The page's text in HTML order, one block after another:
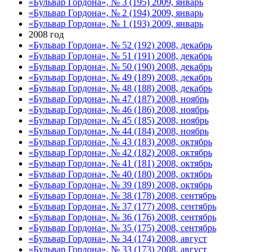
«Бульвар Гордона», № 2 (194) 2009, январь
«Бульвар Гордона», № 1 (193) 2009, январь
2008 год
«Бульвар Гордона», № 52 (192) 2008, декабрь
«Бульвар Гордона», № 51 (191) 2008, декабрь
«Бульвар Гордона», № 50 (190) 2008, декабрь
«Бульвар Гордона», № 49 (189) 2008, декабрь
«Бульвар Гордона», № 48 (188) 2008, декабрь
«Бульвар Гордона», № 47 (187) 2008, ноябрь
«Бульвар Гордона», № 46 (186) 2008, ноябрь
«Бульвар Гордона», № 45 (185) 2008, ноябрь
«Бульвар Гордона», № 44 (184) 2008, ноябрь
«Бульвар Гордона», № 43 (183) 2008, октябрь
«Бульвар Гордона», № 42 (182) 2008, октябрь
«Бульвар Гордона», № 41 (181) 2008, октябрь
«Бульвар Гордона», № 40 (180) 2008, октябрь
«Бульвар Гордона», № 39 (189) 2008, октябрь
«Бульвар Гордона», № 38 (178) 2008, сентябрь
«Бульвар Гордона», № 37 (177) 2008, сентябрь
«Бульвар Гордона», № 36 (176) 2008, сентябрь
«Бульвар Гордона», № 35 (175) 2008, сентябрь
«Бульвар Гордона», № 34 (174) 2008, август
«Бульвар Гордона», № 33 (173) 2008, август